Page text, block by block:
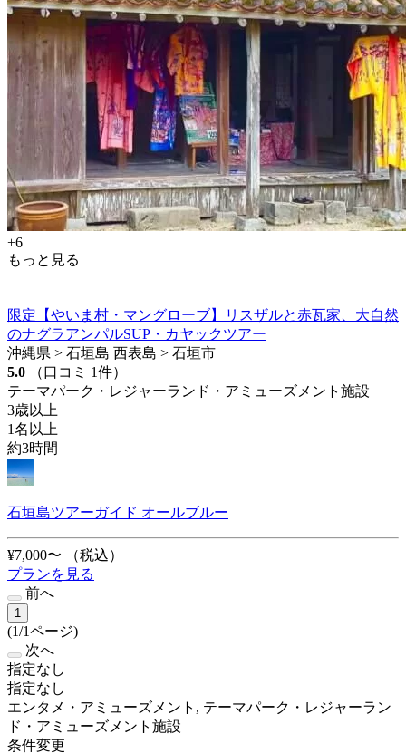
+6
もっと見る
限定【やいま村・マングローブ】リスザルと赤瓦家、大自然
のナグラアンパルSUP・カヤックツアー
沖縄県 > 石垣島 西表島 > 石垣市
5.0
（口コミ 1件）
テーマパーク・レジャーランド・アミューズメント施設
3歳以上
1名以上
約3時間
石垣島ツアーガイド オールブルー
¥7,000〜
（税込）
プランを見る
前へ
1
(1/1ページ)
次へ
指定なし
指定なし
エンタメ・アミューズメント, テーマパーク・レジャーラン
ド・アミューズメント施設
条件変更